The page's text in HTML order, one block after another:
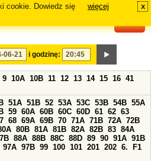
cookie. Dowiedz się
więcej x
i godzinę:
9 10A 10B 11 12 13 14 15 16 41
51A 51B 52 53A 53C 53B 54B 55A
59 60A 60B 60C 60D 61 62 63
68 69A 69B 70 71A 71B 72A 72B
80B 81A 81B 82A 82B 83 84A
88A 88B 88C 88D 89 90 91A 91B
97A 97B 99 100 101 201 202 6.
F1